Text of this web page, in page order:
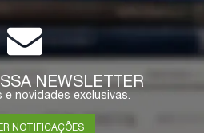
NEWSLETTER
e novidades exclusivas.
NOTIFICAÇÕES